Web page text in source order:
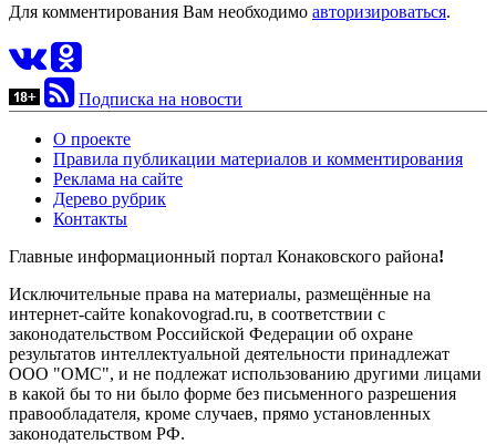
Для комментирования Вам необходимо авторизироваться.
Подписка на новости
О проекте
Правила публикации материалов и комментирования
Реклама на сайте
Дерево рубрик
Контакты
Главные информационный портал Конаковского района!
Исключительные права на материалы, размещённые на
интернет-сайте konakovograd.ru, в соответствии с
законодательством Российской Федерации об охране
результатов интеллектуальной деятельности принадлежат
ООО "ОМС", и не подлежат использованию другими лицами
в какой бы то ни было форме без письменного разрешения
правообладателя, кроме случаев, прямо установленных
законодательством РФ.